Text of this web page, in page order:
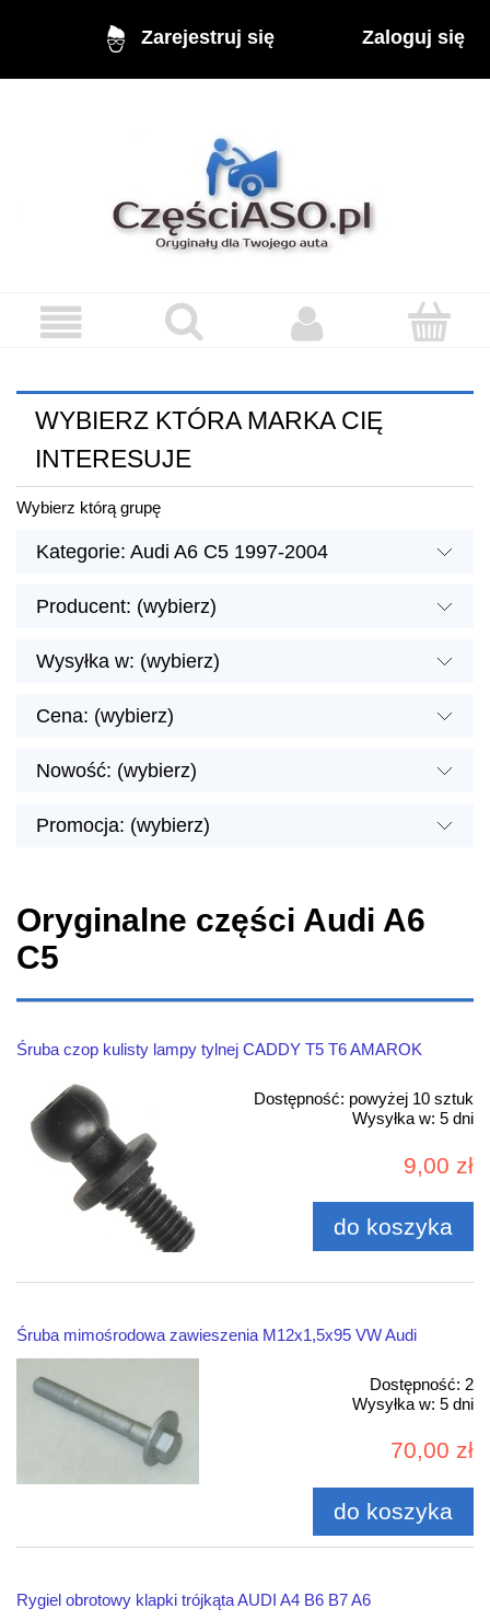
Zarejestruj się Zaloguj się
WYBIERZ KTÓRA MARKA CIĘ
INTERESUJE
Wybierz którą grupę
Kategorie: Audi A6 C5 1997-2004
Producent: (wybierz)
Wysyłka w: (wybierz)
Cena: (wybierz)
Nowość: (wybierz)
Promocja: (wybierz)
Oryginalne części Audi A6
C5
Śruba czop kulisty lampy tylnej CADDY T5 T6 AMAROK
Dostępność: powyżej 10 sztuk
Wysyłka w: 5 dni
9,00 zł
do koszyka
Śruba mimośrodowa zawieszenia M12x1,5x95 VW Audi
Dostępność: 2
Wysyłka w: 5 dni
70,00 zł
do koszyka
Rygiel obrotowy klapki trójkąta AUDI A4 B6 B7 A6